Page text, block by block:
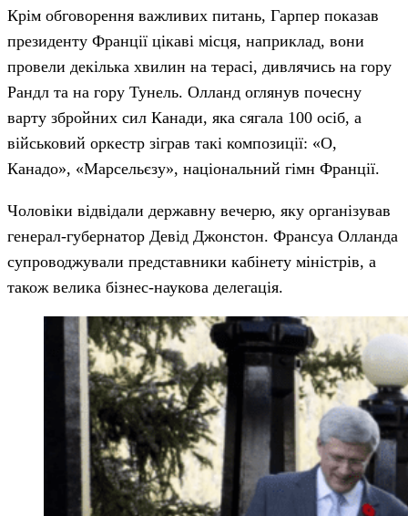
Крім обговорення важливих питань, Гарпер показав
президенту Франції цікаві місця, наприклад, вони
провели декілька хвилин на терасі, дивлячись на гору
Рандл та на гору Тунель. Олланд оглянув почесну
варту збройних сил Канади, яка сягала 100 осіб, а
військовий оркестр зіграв такі композиції: «О,
Канадо», «Марсельєзу», національний гімн Франції.
Чоловіки відвідали державну вечерю, яку організував
генерал-губернатор Девід Джонстон. Франсуа Олланда
супроводжували представники кабінету міністрів, а
також велика бізнес-наукова делегація.